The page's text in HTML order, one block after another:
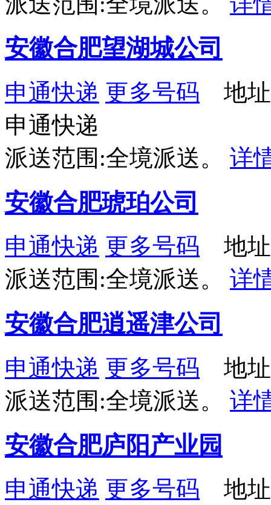
安徽合肥望湖城公司
申通快递 更多号码 地址
申通快递
派送范围:全境派送。 详
安徽合肥琥珀公司
申通快递 更多号码 地址
派送范围:全境派送。 详
安徽合肥逍遥津公司
申通快递 更多号码 地址
派送范围:全境派送。 详
安徽合肥庐阳产业园
申通快递 更多号码 地址